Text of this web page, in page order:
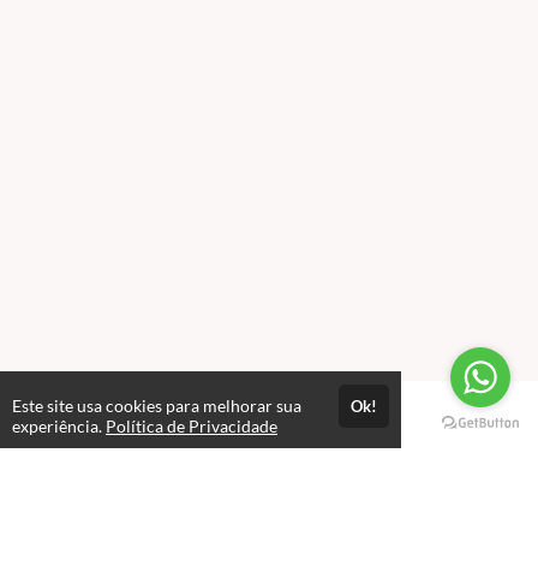
Páginas
Este site usa cookies para melhorar sua
experiência. Política de Privacidade
Ok!